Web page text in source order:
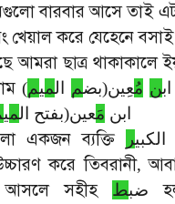
বারবার আসে তাই
খেয়াল করে যেহেনে
আমরা ছাত্র থাকাকালে
ابن مُعِين(بضم الميم)
ابن مَعين(بفتح المي
একজন ব্যক্তি ر
করে তিবরানী,
আসলে সহীহ ضبط